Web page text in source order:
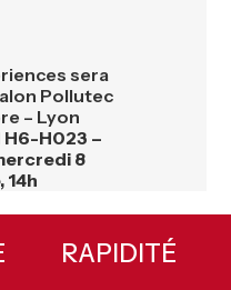
sera
Pollutec
– Lyon
H6-H023 –
8
14h
RAPIDITÉ